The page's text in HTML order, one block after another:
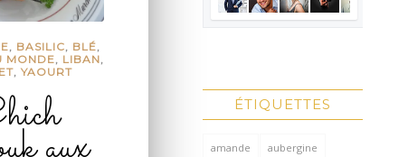
, BASILIC, BLÉ,
MONDE, LIBAN,
,YAOURT
ÉTIQUETTES
amande aubergine